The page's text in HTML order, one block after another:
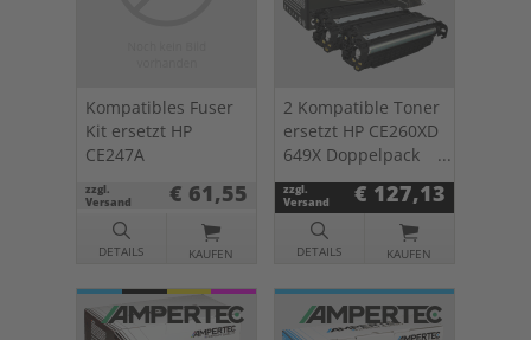
Kompatibles Fuser
Kit ersetzt HP
CE247A
zzgl.
Versand
€ 61,55
DETAILS KAUFEN
2 Kompatible Toner
ersetzt HP CE260XD
649X Doppelpack
schwarz
zzgl.
Versand
€ 127,13
DETAILS KAUFEN